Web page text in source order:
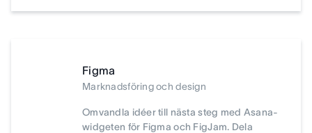
Figma
Marknadsföring och design
Omvandla idéer till nästa steg med Asana-
widgeten för Figma och FigJam. Dela